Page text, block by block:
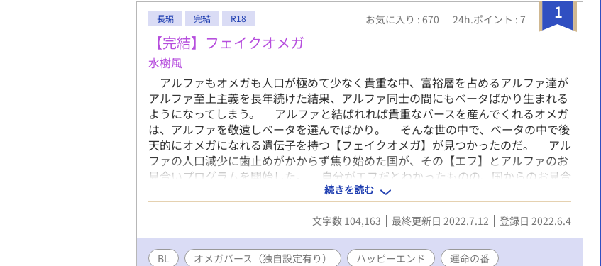
1
長編 完結 R18 お気に入り : 670 24h.ポイント : 7
【完結】フェイクオメガ
水樹風
アルファもオメガも人口が極めて少なく貴重な中、富裕層を占めるアルファ達が
アルファ至上主義を長年続けた結果、アルファ同士の間にもベータばかり生まれる
ようになってしまう。 アルファと結ばれれば貴重なバースを産んでくれるオメガ
は、アルファを敬遠しベータを選んでばかり。 そんな世の中で、ベータの中で後
天的にオメガになれる遺伝子を持つ【フェイクオメガ】が見つかったのだ。 アル
ファの人口減少に歯止めがかからず焦り始めた国が、その【エフ】とアルファのお
見合いプログラムを開始した。 自分がエフだとわかったものの、国からのお見合
いを断わり続けていた涼太は、にっちもさっちもいかなくなった自分の花屋を守る
ため、国からの手当金目当てに初めてお見合いを受けることにするのだが……。
R15 * (キスシーン程度) R18 ** （しばらく後の予定です） ＊思っていたより
長くなってきたので、【長編】に切り替えました。 ＊『ムーンライトノベルズ』様
でも掲載中です。
続きを読む
文字数 104,163 最終更新日 2022.7.12 登録日 2022.6.4
BL オメガバース（独自設定有り） ハッピーエンド
運命の番